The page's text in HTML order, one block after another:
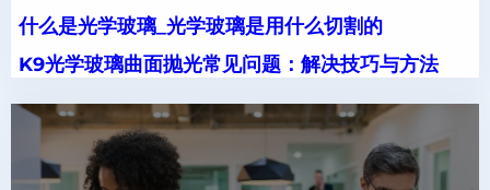
什么是光学玻璃_光学玻璃是用什么切割的
K9光学玻璃曲面抛光常见问题：解决技巧与方法